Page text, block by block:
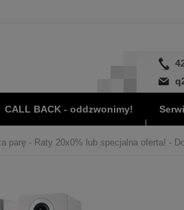
CALL BACK - oddzwonimy!
parę - Raty 20x0% lub specjalna oferta! -